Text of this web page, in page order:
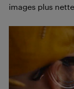
images plus